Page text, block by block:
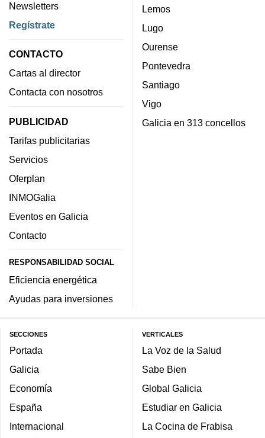
Newsletters
Regístrate
CONTACTO
Cartas al director
Contacta con nosotros
PUBLICIDAD
Tarifas publicitarias
Servicios
Oferplan
INMOGalia
Eventos en Galicia
Contacto
RESPONSABILIDAD SOCIAL
Eficiencia energética
Ayudas para inversiones
Lemos
Lugo
Ourense
Pontevedra
Santiago
Vigo
Galicia en 313 concellos
SECCIONES
Portada
Galicia
Economía
España
Internacional
VERTICALES
La Voz de la Salud
Sabe Bien
Global Galicia
Estudiar en Galicia
La Cocina de Frabisa